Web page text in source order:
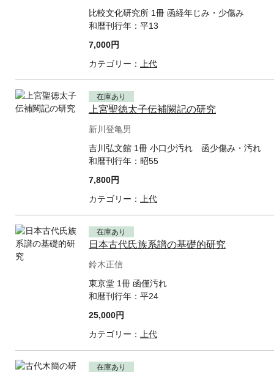
比較文化研究所 1冊 函経年じみ・少傷み
和暦刊行年： 平13
7,000円
カテゴリー： 上代
在庫あり
上宮聖徳太子伝補闕記の研究
新川登亀男
吉川弘文館 1冊 小口少汚れ 函少傷み・汚れ
和暦刊行年： 昭55
7,800円
カテゴリー： 上代
在庫あり
日本古代氏族系譜の基礎的研究
鈴木正信
東京堂 1冊 函僅汚れ
和暦刊行年： 平24
25,000円
カテゴリー： 上代
在庫あり